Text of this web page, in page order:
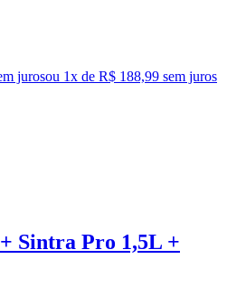
jurosou 1x de R$ 188,99 sem juros
Sintra Pro 1,5L +